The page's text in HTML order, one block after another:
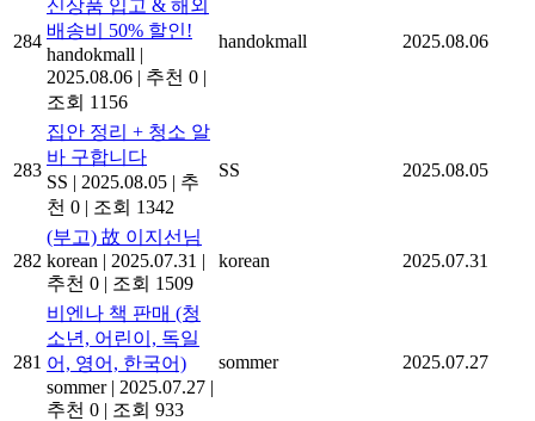
284
신상품 입고 & 해외
배송비 50% 할인!
handokmall |
2025.08.06 | 추천 0 |
조회 1156
handokmall 2025.08.06
283
집안 정리 + 청소 알
바 구합니다
SS | 2025.08.05 | 추
천 0 | 조회 1342
SS 2025.08.05
282
(부고) 故 이지선님
korean | 2025.07.31 |
추천 0 | 조회 1509
korean 2025.07.31
281
비엔나 책 판매 (청
소년, 어린이, 독일
어, 영어, 한국어)
sommer | 2025.07.27 |
추천 0 | 조회 933
sommer 2025.07.27